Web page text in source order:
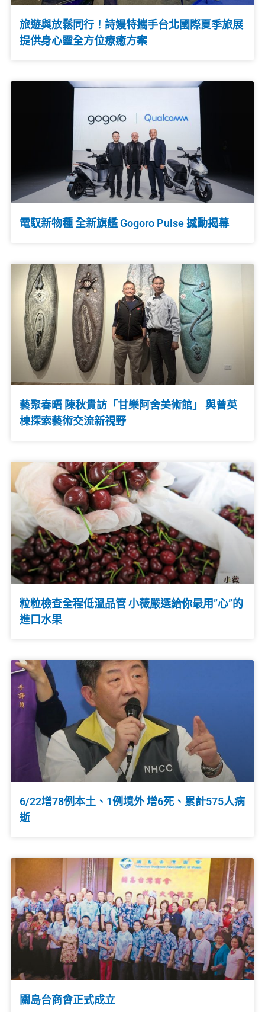
旅遊與放鬆同行！詩嫚特攜手台北國際夏季旅展
提供身心靈全方位療癒方案
電馭新物種 全新旗艦 Gogoro Pulse 撼動揭幕
藝聚春晤 陳秋貴訪「甘樂阿舍美術館」 與曾英
棟探索藝術交流新視野
粒粒檢查全程低溫品管 小薇嚴選給你最用”心”的
進口水果
6/22增78例本土、1例境外 增6死、累計575人病
逝
關島台商會正式成立